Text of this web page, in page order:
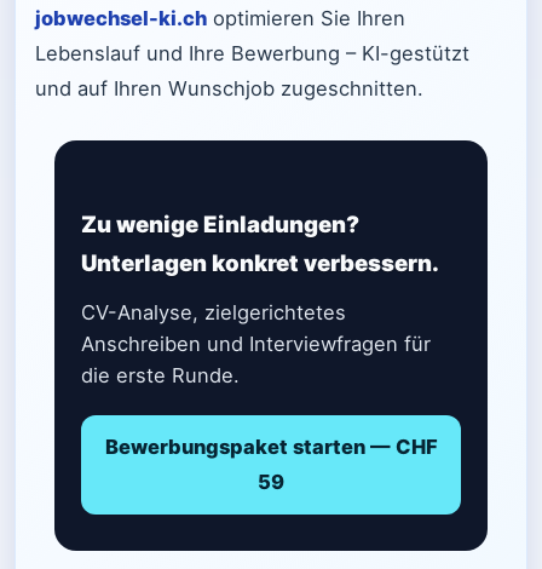
jobwechsel-ki.ch optimieren Sie Ihren
Lebenslauf und Ihre Bewerbung – KI-gestützt
und auf Ihren Wunschjob zugeschnitten.
Zu wenige Einladungen?
Unterlagen konkret verbessern.
CV-Analyse, zielgerichtetes
Anschreiben und Interviewfragen für
die erste Runde.
Bewerbungspaket starten — CHF
59